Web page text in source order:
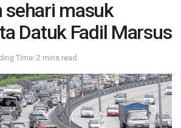
sehari masuk
Datuk Fadil Marsus
Time: 2 mins read